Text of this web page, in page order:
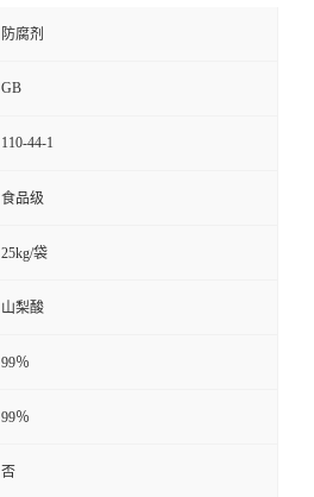
防腐剂
GB
110-44-1
食品级
25kg/袋
山梨酸
99％
99％
否